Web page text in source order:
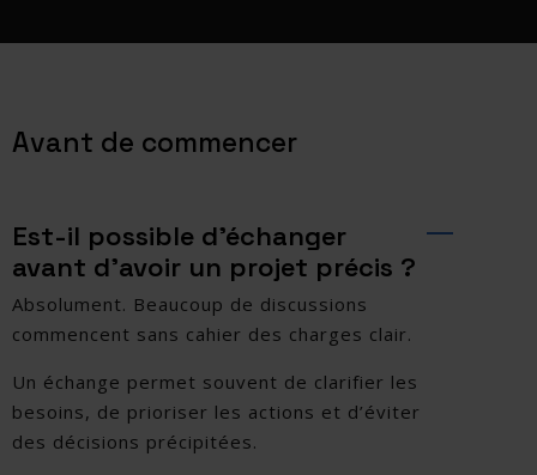
Avant de commencer
Est-il possible d’échanger
avant d’avoir un projet précis ?
Absolument. Beaucoup de discussions
commencent sans cahier des charges clair.
Un échange permet souvent de clarifier les
besoins, de prioriser les actions et d’éviter
des décisions précipitées.